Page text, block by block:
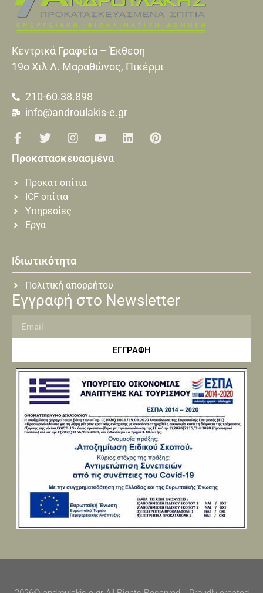
Κεντρικά Γραφεία – Έκθεση
19o Xιλ Λ. Μαραθώνος, Πικέρμι
210-60.38.898
info@androulakis-e.gr
Προκατασκευασμένα
Προκατ σπίτια
ICF σπίτια
Υπηρεσίες
Εργα
Ιδιωτικότητα
Πολιτική απορρήτου
Εγγραφή στο Newsletter
ΕΓΓΡΑΦΗ